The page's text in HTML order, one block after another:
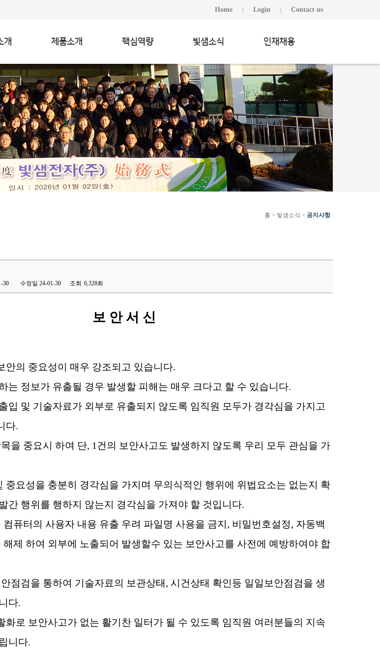
Home Login Contact us
개 제품소개 핵심역량 빛샘소식 인재채용
홈 > 빛샘소식 > 공지사항
30 수정일 24-01-30 조회 6,328회
보 안 서 신
안의 중요성이 매우 강조되고 있습니다.
는 정보가 유출될 경우 발생할 피해는 매우 크다고 할 수 있습니다.
입 및 기술자료가 외부로 유출되지 않도록 임직원 모두가 경각심을 가지고
다.
을 중요시 하여 단, 1 건의 보안사고도 발생하지 않도록 우리 모두 관심을 가
중요성을 충분히 경각심을 가지며 무의식적인 행위에 위법요소는 없는지 확
간 행위를 행하지 않는지 경각심을 가져야 할 것입니다.
퓨터의 사용자 내용 유출 우려 파일명 사용을 금지 , 비밀번호설정, 자동백
해제 하여 외부에 노출되어 발생할수 있는 보안사고를 사전에 예방하여야 합
점검을 통하여 기술자료의 보관상태 , 시건상태 확인등 일일보안점검을 생
다.
화로 보안사고가 없는 활기찬 일터가 될 수 있도록 임직원 여러분들의 지속
니다.